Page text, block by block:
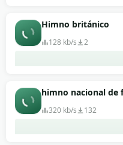
Himno británico
128 kb/s 2
himno nacional de
320 kb/s 132